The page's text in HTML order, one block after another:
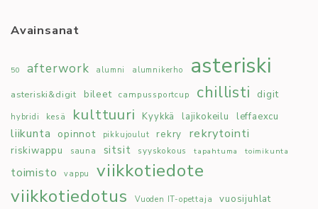
Avainsanat
50 afterwork alumni alumnikerho asteriski
asteriski&digit bileet campussportcup chillisti digit
hybridi kesä kulttuuri Kyykkä lajikokeilu leffaexcu
liikunta opinnot pikkujoulut rekry rekrytointi
riskiwappu sauna sitsit syyskokous tapahtuma toimikunta
toimisto vappu
viikkotiedote
viikkotiedotus
Vuoden IT-opettaja vuosijuhlat